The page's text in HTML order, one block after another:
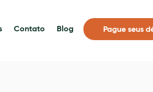
Contato Blog Pague seus